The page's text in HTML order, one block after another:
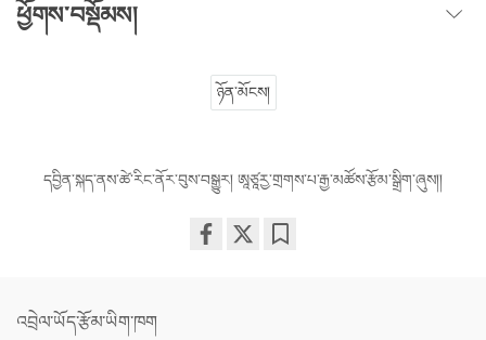
ཕྱོགས་བསྡོམས།
ཉོན་མོངས།
དབྱིན་སྐད་ནས་ཚེ་རིང་ནོར་བུས་བསྒྱུར། ཨཱཙཱརྱ་གྲགས་པ་རྒྱ་མཚོས་རྩོམ་སྒྲིག་ཞུས།།
འབྲེལ་ཡོད་རྩོམ་ཡིག་ཁག